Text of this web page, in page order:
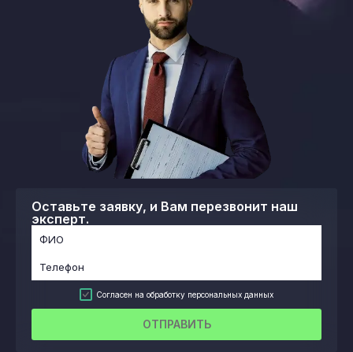
Оставьте заявку, и Вам перезвонит наш
эксперт.
Согласен на обработку персональных данных
ОТПРАВИТЬ